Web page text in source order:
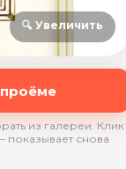
🔍 Увеличить
из галереи. Клик
показывает снова